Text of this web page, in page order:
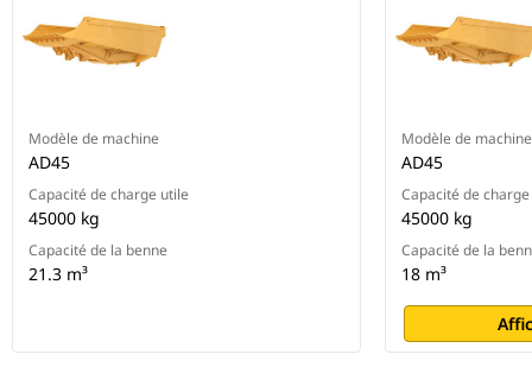
Modèle de machine
AD45
Capacité de charge utile
45000 kg
Capacité de la benne
21.3 m³
Modèle de machine
AD45
Capacité de
45000 kg
Capacité de la
18 m³